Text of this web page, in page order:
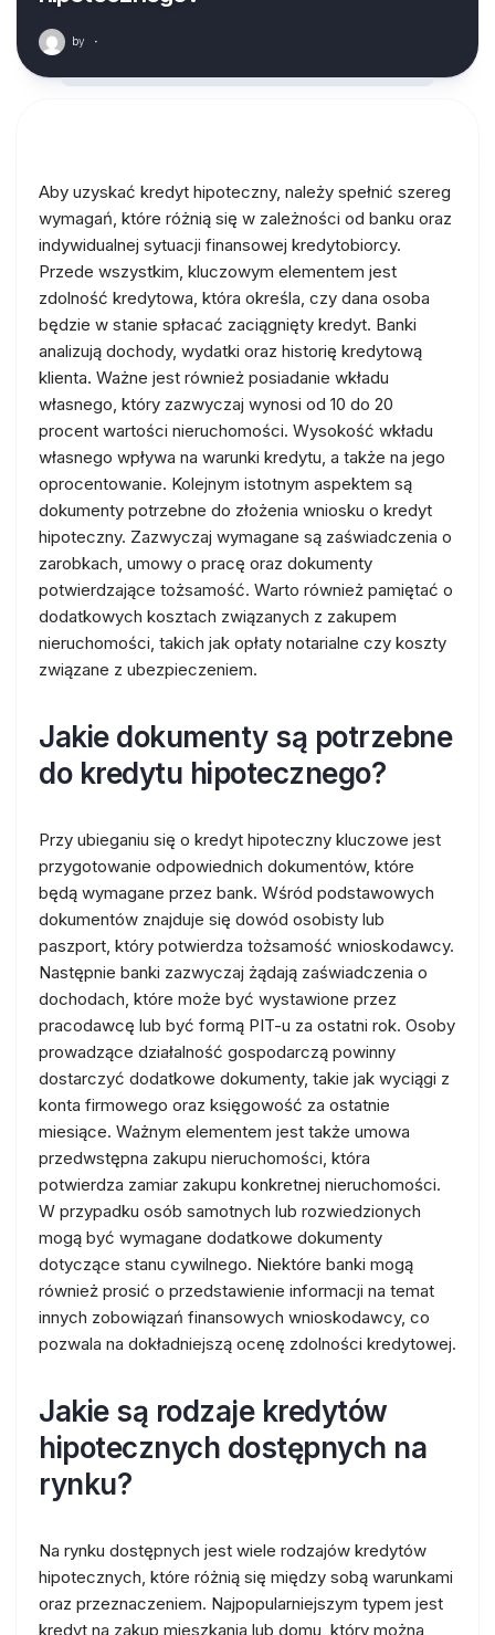
by ·
Aby uzyskać kredyt hipoteczny, należy spełnić szereg
wymagań, które różnią się w zależności od banku oraz
indywidualnej sytuacji finansowej kredytobiorcy.
Przede wszystkim, kluczowym elementem jest
zdolność kredytowa, która określa, czy dana osoba
będzie w stanie spłacać zaciągnięty kredyt. Banki
analizują dochody, wydatki oraz historię kredytową
klienta. Ważne jest również posiadanie wkładu
własnego, który zazwyczaj wynosi od 10 do 20
procent wartości nieruchomości. Wysokość wkładu
własnego wpływa na warunki kredytu, a także na jego
oprocentowanie. Kolejnym istotnym aspektem są
dokumenty potrzebne do złożenia wniosku o kredyt
hipoteczny. Zazwyczaj wymagane są zaświadczenia o
zarobkach, umowy o pracę oraz dokumenty
potwierdzające tożsamość. Warto również pamiętać o
dodatkowych kosztach związanych z zakupem
nieruchomości, takich jak opłaty notarialne czy koszty
związane z ubezpieczeniem.
Jakie dokumenty są potrzebne
do kredytu hipotecznego?
Przy ubieganiu się o kredyt hipoteczny kluczowe jest
przygotowanie odpowiednich dokumentów, które
będą wymagane przez bank. Wśród podstawowych
dokumentów znajduje się dowód osobisty lub
paszport, który potwierdza tożsamość wnioskodawcy.
Następnie banki zazwyczaj żądają zaświadczenia o
dochodach, które może być wystawione przez
pracodawcę lub być formą PIT-u za ostatni rok. Osoby
prowadzące działalność gospodarczą powinny
dostarczyć dodatkowe dokumenty, takie jak wyciągi z
konta firmowego oraz księgowość za ostatnie
miesiące. Ważnym elementem jest także umowa
przedwstępna zakupu nieruchomości, która
potwierdza zamiar zakupu konkretnej nieruchomości.
W przypadku osób samotnych lub rozwiedzionych
mogą być wymagane dodatkowe dokumenty
dotyczące stanu cywilnego. Niektóre banki mogą
również prosić o przedstawienie informacji na temat
innych zobowiązań finansowych wnioskodawcy, co
pozwala na dokładniejszą ocenę zdolności kredytowej.
Jakie są rodzaje kredytów
hipotecznych dostępnych na
rynku?
Na rynku dostępnych jest wiele rodzajów kredytów
hipotecznych, które różnią się między sobą warunkami
oraz przeznaczeniem. Najpopularniejszym typem jest
kredyt na zakup mieszkania lub domu, który można